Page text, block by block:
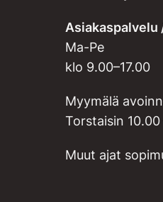
Ma-Pe
klo 9.00–17.00
Myymälä
Torstaisin 10.00
Muut ajat